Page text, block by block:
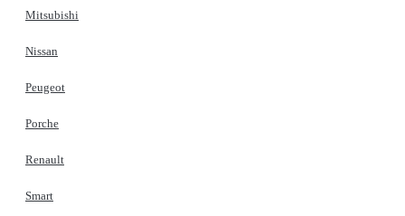
Mitsubishi
Nissan
Peugeot
Porche
Renault
Smart